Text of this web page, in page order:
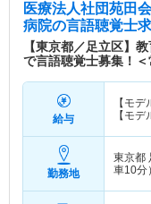
医療法人社団苑田
病院の言語聴覚士
【東京都／足立区】
で言語聴覚士募集！＜
給与
【モデ
【モデ
勤務地
東京都
車10分）